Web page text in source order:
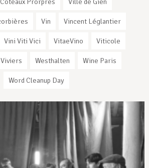
Vin Vincent Léglantier
Vini Viti Vici VitaeVino Viticole
Viviers Westhalten Wine Paris
Word Cleanup Day